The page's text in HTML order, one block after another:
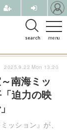
menu
search
南海ミッ
迫力の映
ッション』が、
2025.9.22 Mon 13:20